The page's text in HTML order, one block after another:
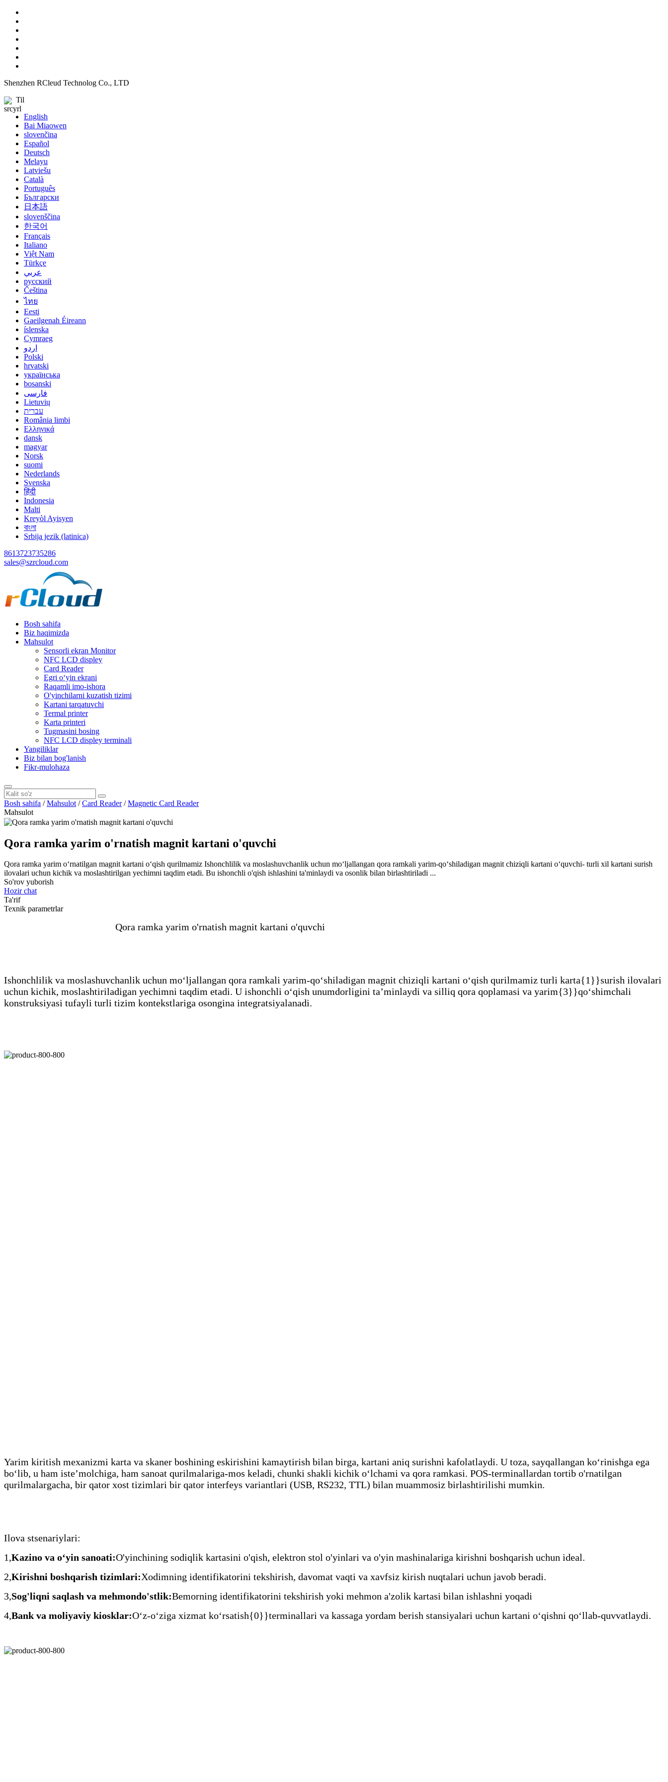
Shenzhen RCleud Technolog Co., LTD
Til
English
Bai Miaowen
slovenčina
Español
Deutsch
Melayu
Latviešu
Català
Português
Български
日本語
slovenščina
한국어
Français
Italiano
Việt Nam
Türkçe
عربي
русский
Čeština
ไทย
Eesti
Gaeilgenah Éireann
íslenska
Cymraeg
اردو
Polski
hrvatski
українська
bosanski
فارسی
Lietuvių
עברית
România limbi
Ελληνικά
dansk
magyar
Norsk
suomi
Nederlands
Svenska
हिंदी
Indonesia
Malti
Kreyòl Ayisyen
বাংলা
Srbija jezik (latinica)
8613723735286
sales@szrcloud.com
Bosh sahifa
Biz haqimizda
Mahsulot
Sensorli ekran Monitor
NFC LCD displey
Card Reader
Egri oʻyin ekrani
Raqamli imo-ishora
O'yinchilarni kuzatish tizimi
Kartani tarqatuvchi
Termal printer
Karta printeri
Tugmasini bosing
NFC LCD displey terminali
Yangiliklar
Biz bilan bog'lanish
Fikr-mulohaza
Bosh sahifa /Mahsulot /Card Reader/Magnetic Card Reader
Mahsulot
Qora ramka yarim o'rnatish magnit kartani o'quvchi
Qora ramka yarim oʻrnatilgan magnit kartani oʻqish qurilmamiz Ishonchlilik va moslashuvchanlik uchun moʻljallangan qora ramkali yarim-qoʻshiladigan magnit chiziqli kartani oʻquvchi- turli xil kartani surish
ilovalari uchun kichik va moslashtirilgan yechimni taqdim etadi. Bu ishonchli o'qish ishlashini ta'minlaydi va osonlik bilan birlashtiriladi ...
So'rov yuborish
Hozir chat
Ta'rif
Texnik parametrlar
Qora ramka yarim o'rnatish magnit kartani o'quvchi
Ishonchlilik va moslashuvchanlik uchun moʻljallangan qora ramkali yarim-qoʻshiladigan magnit chiziqli kartani oʻqish qurilmamiz turli karta{1}}surish ilovalari
uchun kichik, moslashtiriladigan yechimni taqdim etadi. U ishonchli o‘qish unumdorligini ta’minlaydi va silliq qora qoplamasi va yarim{3}}qo‘shimchali
konstruksiyasi tufayli turli tizim kontekstlariga osongina integratsiyalanadi.
Yarim kiritish mexanizmi karta va skaner boshining eskirishini kamaytirish bilan birga, kartani aniq surishni kafolatlaydi. U toza, sayqallangan koʻrinishga ega
boʻlib, u ham isteʼmolchiga, ham sanoat qurilmalariga-mos keladi, chunki shakli kichik oʻlchami va qora ramkasi. POS-terminallardan tortib o'rnatilgan
qurilmalargacha, bir qator xost tizimlari bir qator interfeys variantlari (USB, RS232, TTL) bilan muammosiz birlashtirilishi mumkin.
Ilova stsenariylari:
1,Kazino va oʻyin sanoati:O'yinchining sodiqlik kartasini o'qish, elektron stol o'yinlari va o'yin mashinalariga kirishni boshqarish uchun ideal.
2,Kirishni boshqarish tizimlari:Xodimning identifikatorini tekshirish, davomat vaqti va xavfsiz kirish nuqtalari uchun javob beradi.
3,Sog'liqni saqlash va mehmondo'stlik:Bemorning identifikatorini tekshirish yoki mehmon a'zolik kartasi bilan ishlashni yoqadi
4,Bank va moliyaviy kiosklar:Oʻz-oʻziga xizmat koʻrsatish{0}}terminallari va kassaga yordam berish stansiyalari uchun kartani oʻqishni qoʻllab-quvvatlaydi.